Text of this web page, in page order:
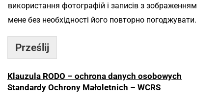
використання фотографій і записів з зображенням
мене без необхідності його повторно погоджувати.
Prześlij
Klauzula RODO – ochrona danych osobowych
Standardy Ochrony Małoletnich – WCRS